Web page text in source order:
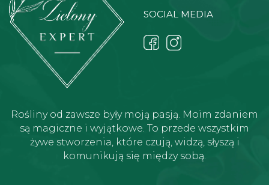
SOCIAL MEDIA
Rośliny od zawsze były moją pasją. Moim zdaniem
są magiczne i wyjątkowe. To przede wszystkim
żywe stworzenia, które czują, widzą, słyszą i
komunikują się między sobą.